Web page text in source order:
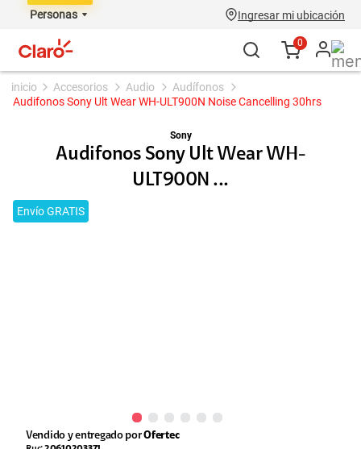
Personas Ingresar mi ubicación
0
accesorios audio
audífonos
Audifonos Sony Ult Wear WH-ULT900N Noise Cancelling 30hrs
Sony
Audifonos Sony Ult Wear WH-
ULT900N ...
Envío GRATIS
Vendido y entregado porOfertec